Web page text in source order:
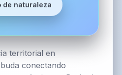
de naturaleza
territorial en
conectando